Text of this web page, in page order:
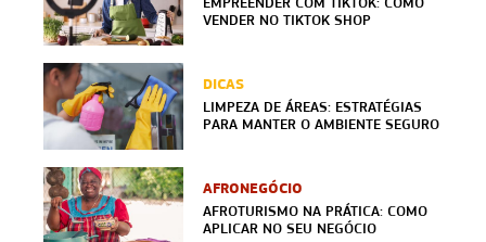
VENDER NO TIKTOK SHOP
DICAS
LIMPEZA DE ÁREAS: ESTRATÉGIAS
PARA MANTER O AMBIENTE SEGURO
AFRONEGÓCIO
AFROTURISMO NA PRÁTICA: COMO
APLICAR NO SEU NEGÓCIO